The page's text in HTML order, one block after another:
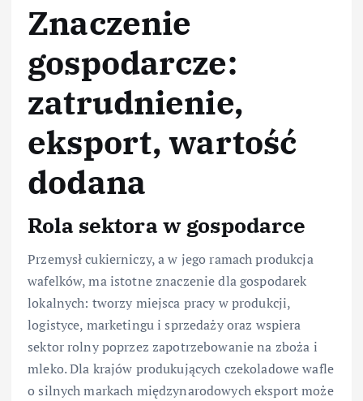
Znaczenie
gospodarcze:
zatrudnienie,
eksport, wartość
dodana
Rola sektora w gospodarce
Przemysł cukierniczy, a w jego ramach produkcja
wafelków, ma istotne znaczenie dla gospodarek
lokalnych: tworzy miejsca pracy w produkcji,
logistyce, marketingu i sprzedaży oraz wspiera
sektor rolny poprzez zapotrzebowanie na zboża i
mleko. Dla krajów produkujących czekoladowe wafle
o silnych markach międzynarodowych eksport może